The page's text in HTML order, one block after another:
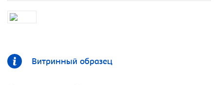
Витринный образец